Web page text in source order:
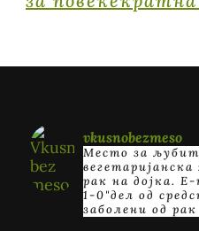
vkusnobezmeso
Место за
рак на дојка. E-
1-0"дел од
заболени од рак